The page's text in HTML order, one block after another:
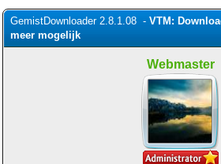
Forum
GemistDownloader 2.8.1.08 - VTM:
meer mogelijk
Webmaster